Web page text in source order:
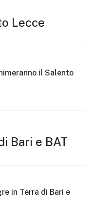
Lecce
il Salento
Bari e BAT
in Terra di Bari e